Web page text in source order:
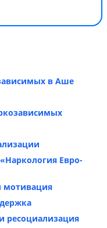
в Аше
Евро-
мотивация
ресоциализация